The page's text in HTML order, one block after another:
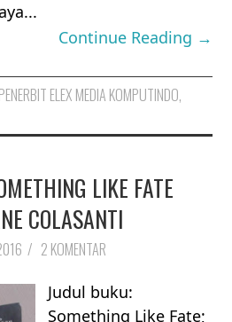
Continue Reading →
PENERBIT ELEX MEDIA KOMPUTINDO,
LIKE FATE
COLASANTI
/ 2 KOMENTAR
Judul buku:
Something Like Fate;